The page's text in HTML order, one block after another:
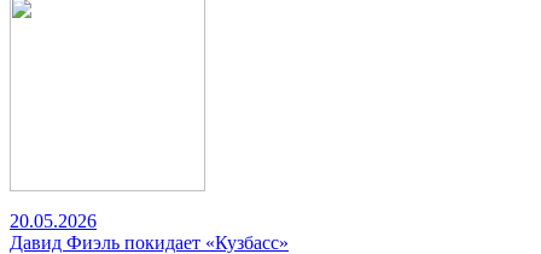
20.05.2026
Давид Фиэль покидает «Кузбасс»